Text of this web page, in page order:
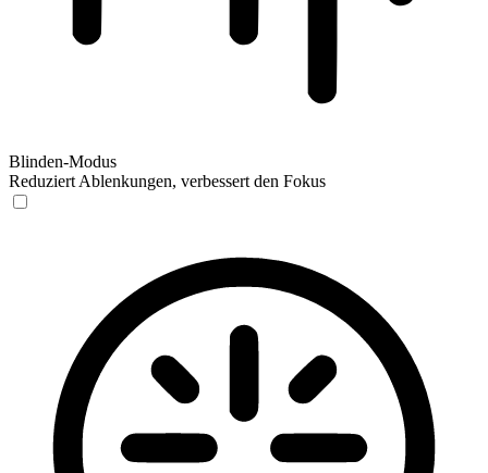
Blinden-Modus
Reduziert Ablenkungen, verbessert den Fokus